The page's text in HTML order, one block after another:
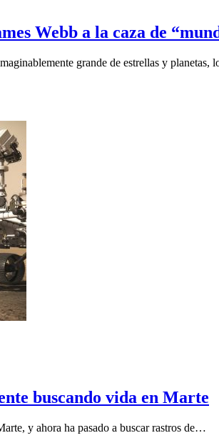
Webb a la caza de
grande de estrellas y
buscando vida en Marte
y ahora ha pasado a buscar rastros de…